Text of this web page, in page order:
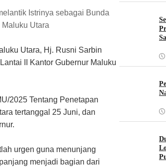
Istrinya sebagai Bunda
Utara
Utara, Hj. Rusni Sarbin
II Kantor Gubernur Maluku
2025 Tentang Penetapan
tertanggal 25 Juni, dan
urgen guna menunjang
menjadi bagian dari